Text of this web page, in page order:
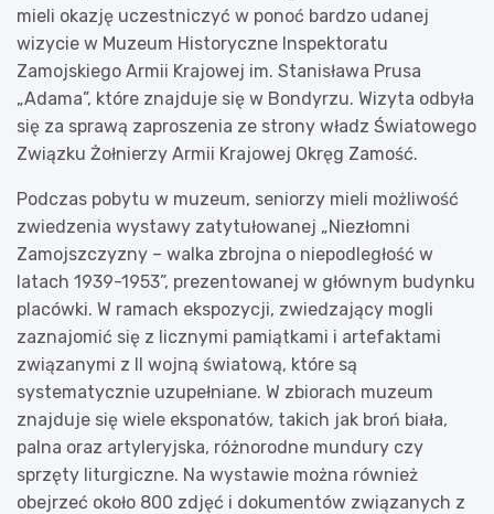
mieli okazję uczestniczyć w ponoć bardzo udanej
wizycie w Muzeum Historyczne Inspektoratu
Zamojskiego Armii Krajowej im. Stanisława Prusa
„Adama”, które znajduje się w Bondyrzu. Wizyta odbyła
się za sprawą zaproszenia ze strony władz Światowego
Związku Żołnierzy Armii Krajowej Okręg Zamość.
Podczas pobytu w muzeum, seniorzy mieli możliwość
zwiedzenia wystawy zatytułowanej „Niezłomni
Zamojszczyzny – walka zbrojna o niepodległość w
latach 1939-1953”, prezentowanej w głównym budynku
placówki. W ramach ekspozycji, zwiedzający mogli
zaznajomić się z licznymi pamiątkami i artefaktami
związanymi z II wojną światową, które są
systematycznie uzupełniane. W zbiorach muzeum
znajduje się wiele eksponatów, takich jak broń biała,
palna oraz artyleryjska, różnorodne mundury czy
sprzęty liturgiczne. Na wystawie można również
obejrzeć około 800 zdjęć i dokumentów związanych z